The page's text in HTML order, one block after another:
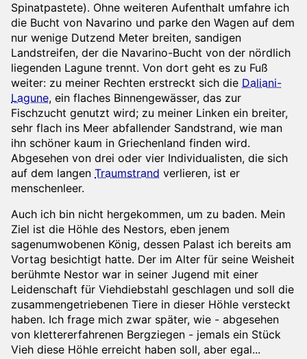
Spinatpastete). Ohne weiteren Aufenthalt umfahre ich
die Bucht von Navarino und parke den Wagen auf dem
nur wenige Dutzend Meter breiten, sandigen
Landstreifen, der die Navarino-Bucht von der nördlich
liegenden Lagune trennt. Von dort geht es zu Fuß
weiter: zu meiner Rechten erstreckt sich die Daliani-
Lagune, ein flaches Binnengewässer, das zur
Fischzucht genutzt wird; zu meiner Linken ein breiter,
sehr flach ins Meer abfallender Sandstrand, wie man
ihn schöner kaum in Griechenland finden wird.
Abgesehen von drei oder vier Individualisten, die sich
auf dem langen Traumstrand verlieren, ist er
menschenleer.
Auch ich bin nicht hergekommen, um zu baden. Mein
Ziel ist die Höhle des Nestors, eben jenem
sagenumwobenen König, dessen Palast ich bereits am
Vortag besichtigt hatte. Der im Alter für seine Weisheit
berühmte Nestor war in seiner Jugend mit einer
Leidenschaft für Viehdiebstahl geschlagen und soll die
zusammengetriebenen Tiere in dieser Höhle versteckt
haben. Ich frage mich zwar später, wie - abgesehen
von klettererfahrenen Bergziegen - jemals ein Stück
Vieh diese Höhle erreicht haben soll, aber egal...